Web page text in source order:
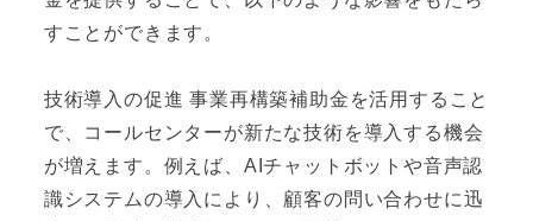
すことができます。
技術導入の促進 事業再構築補助金を活用すること
で、コールセンターが新たな技術を導入する機会
が増えます。例えば、AIチャットボットや音声認
識システムの導入により、顧客の問い合わせに迅